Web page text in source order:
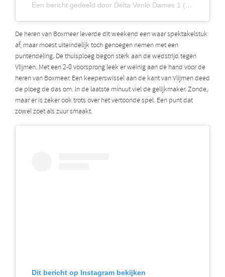
Een bericht gedeeld door Delta Venlo Dames 1 (@deltavenlodames1)
De heren van Boxmeer leverde dit weekend een waar spektakelstuk
af, maar moest uiteindelijk toch genoegen nemen met een
puntendeling. De thuisploeg begon sterk aan de wedstrijd tegen
Vlijmen. Met een 2-0 voorsprong leek er weinig aan de hand voor de
heren van Boxmeer. Een keeperswissel aan de kant van Vlijmen deed
de ploeg de das om. In de laatste minuut viel de gelijkmaker. Zonde,
maar er is zeker ook trots over het vertoonde spel. Een punt dat
zowel zoet als zuur smaakt.
Dit bericht op Instagram bekijken